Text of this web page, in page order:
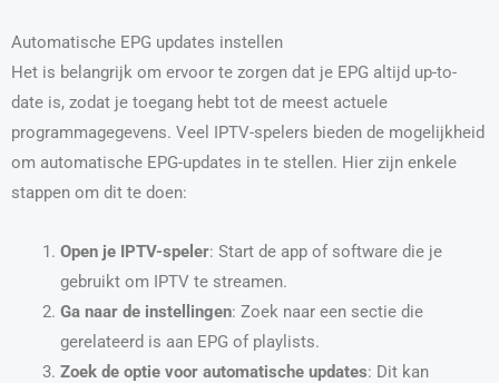
Automatische EPG updates instellen
Het is belangrijk om ervoor te zorgen dat je EPG altijd up-to-
date is, zodat je toegang hebt tot de meest actuele
programmagegevens. Veel IPTV-spelers bieden de mogelijkheid
om automatische EPG-updates in te stellen. Hier zijn enkele
stappen om dit te doen:
Open je IPTV-speler: Start de app of software die je
gebruikt om IPTV te streamen.
Ga naar de instellingen: Zoek naar een sectie die
gerelateerd is aan EPG of playlists.
Zoek de optie voor automatische updates: Dit kan